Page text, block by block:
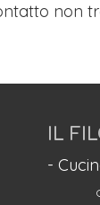
non
IL
-